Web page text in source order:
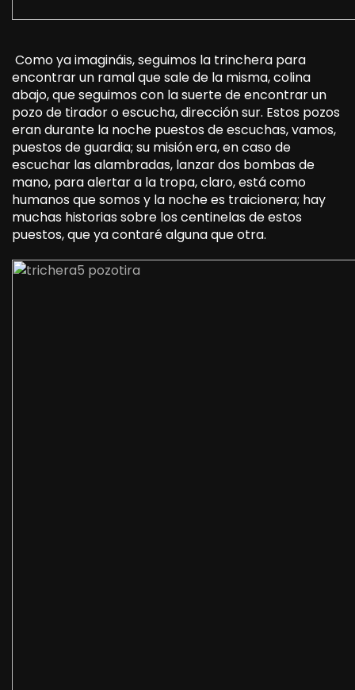
Como ya imagináis, seguimos la trinchera para
encontrar un ramal que sale de la misma, colina
abajo, que seguimos con la suerte de encontrar un
pozo de tirador o escucha, dirección sur. Estos pozos
eran durante la noche puestos de escuchas, vamos,
puestos de guardia; su misión era, en caso de
escuchar las alambradas, lanzar dos bombas de
mano, para alertar a la tropa, claro, está como
humanos que somos y la noche es traicionera; hay
muchas historias sobre los centinelas de estos
puestos, que ya contaré alguna que otra.